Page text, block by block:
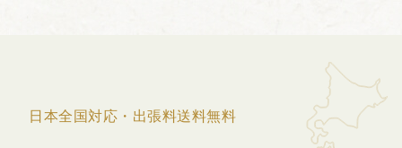
日本全国対応・出張料送料無料